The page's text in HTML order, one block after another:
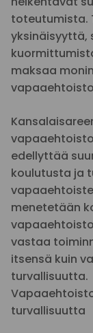
toteutumista.
yksinäisyyttä,
maksaa
edellyttää
koulutusta ja
menetetään
vastaa
itsensä kuin
turvallisuutta.
turvallisuutta